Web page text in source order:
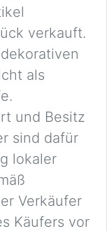
verkauft.
als
und Besitz
sind dafür
lokaler
Verkäufer
Käufers vor